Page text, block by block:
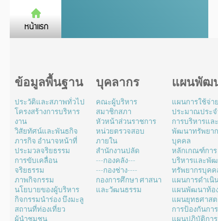
ข้อมูลพื้นฐาน
ประวัติและสภาพทั่วไป
โครงสร้างการบริหาร
งาน
วิสัยทัศน์และพันธกิจ
ภารกิจ อำนาจหน้าที่
ประมวลจริยธรรม
การขับเคลื่อน
จริยธรรม
ภาพกิจกรรม
นโยบายของผู้บริหาร
กิจกรรมนำร่อง บึงมะลู
สถานที่ท่องเที่ยว
ผู้นำชุมชน
บุคลากร
คณะผู้บริหาร
สมาชิกสภา
หัวหน้าส่วนราชการ
หน่วยตรวจสอบ
ภายใน
สำนักงานปลัด
---กองคลัง---
---กองช่าง----
กองการศึกษา ศาสนา
และวัฒนธรรม
แผนพัฒ
แผนการใช้จ่า
ประมาณประ
การบริหารแล
พัฒนาทรัพยา
บุคคล
หลักเกณฑ์การ
บริหารและพั
ทรัพยากรบุคค
แผนการดำเนิ
แผนพัฒนาท้อ
แผนยุทธศาส
การป้องกันกา
แผนปฏิบัติการ